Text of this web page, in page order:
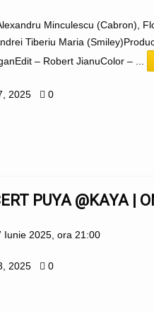
Minculescu (Cabron),
Tiberiu Maria
– Robert JianuColor – ...
2025 0
PUYA @KAYA |
Iunie 2025, ora 21:00
2025 0